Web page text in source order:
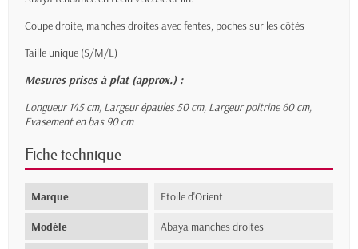
Coupe droite, manches droites avec fentes, poches sur les côtés
Taille unique (S/M/L)
Mesures prises à plat (approx.):
Longueur 145 cm, Largeur épaules 50 cm, Largeur poitrine 60 cm,
Evasement en bas 90 cm
Fiche technique
Marque Etoile d'Orient
Modèle Abaya manches droites